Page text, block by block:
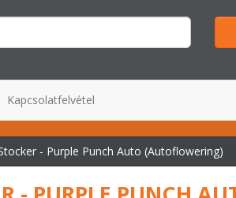
Kapcsolatfelvétel
- Purple Punch Auto (Autoflowering)